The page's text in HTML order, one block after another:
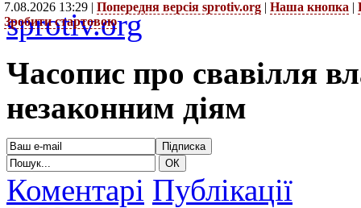
7.08.2026 13:29 | Попередня версія sprotiv.org | Наша кнопка |
Зробити стартовою
sprotiv.org
Часопис про свавілля
незаконним діям
Коментарі Публікації